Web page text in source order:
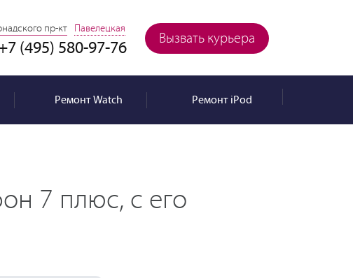
Вызвать курьера
пр-кт Павелецкая
(495) 580-97-76
РемонтWatch РемонтiPod
7 плюс, с его